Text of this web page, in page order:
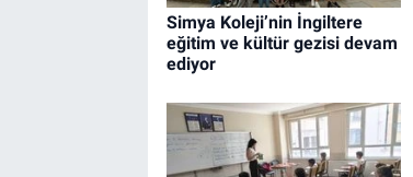
Simya Koleji’nin İngiltere
eğitim ve kültür gezisi devam
ediyor